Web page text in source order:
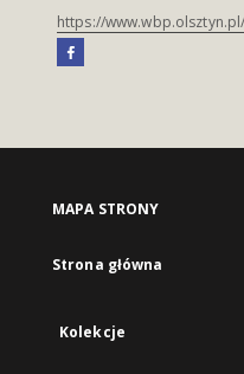
https://www.wbp.olsztyn.pl/
MAPA STRONY
Strona główna
Kolekcje